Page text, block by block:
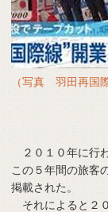
（写真 羽田再国
２０１０年に行
この５年間の旅客
掲載された。
それによると２